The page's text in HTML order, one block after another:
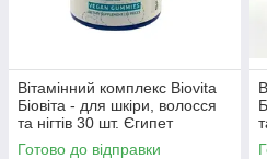
Вітамінний комплекс Biovita
Біовіта - для шкіри, волосся
та нігтів 30 шт. Єгипет
Оригінал
Готово до відправки